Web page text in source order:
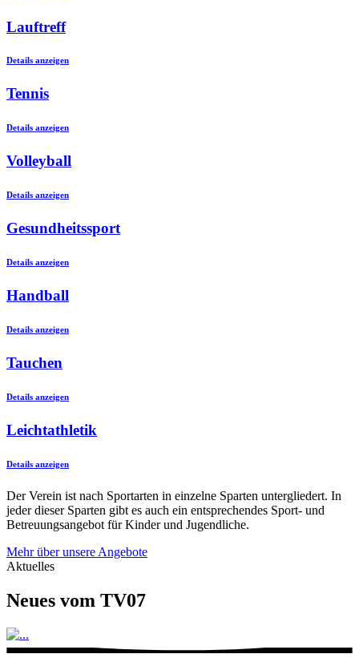
Lauftreff
Details anzeigen
Tennis
Details anzeigen
Volleyball
Details anzeigen
Gesundheitssport
Details anzeigen
Handball
Details anzeigen
Tauchen
Details anzeigen
Leichtathletik
Details anzeigen
Der Verein ist nach Sportarten in einzelne Sparten untergliedert. In
jeder dieser Sparten gibt es auch ein entsprechendes Sport- und
Betreuungsangebot für Kinder und Jugendliche.
Mehr über unsere Angebote
Aktuelles
Neues vom TV07